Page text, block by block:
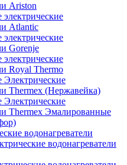
Ariston
Atlantic
Gorenje
Royal Thermo
Thermex (Нержавейка)
Thermex Эмалированные
водонагреватели
водонагреватели